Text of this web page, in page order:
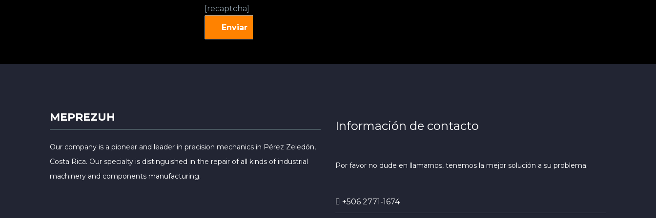
[recaptcha]
MEPREZUH
Our company is a pioneer and leader in precision mechanics in Pérez Zeledón,
Costa Rica. Our specialty is distinguished in the repair of all kinds of industrial
machinery and components manufacturing.
Información de contacto
Por favor no dude en llamarnos, tenemos la mejor solución a su problema.
+506 2771-1674